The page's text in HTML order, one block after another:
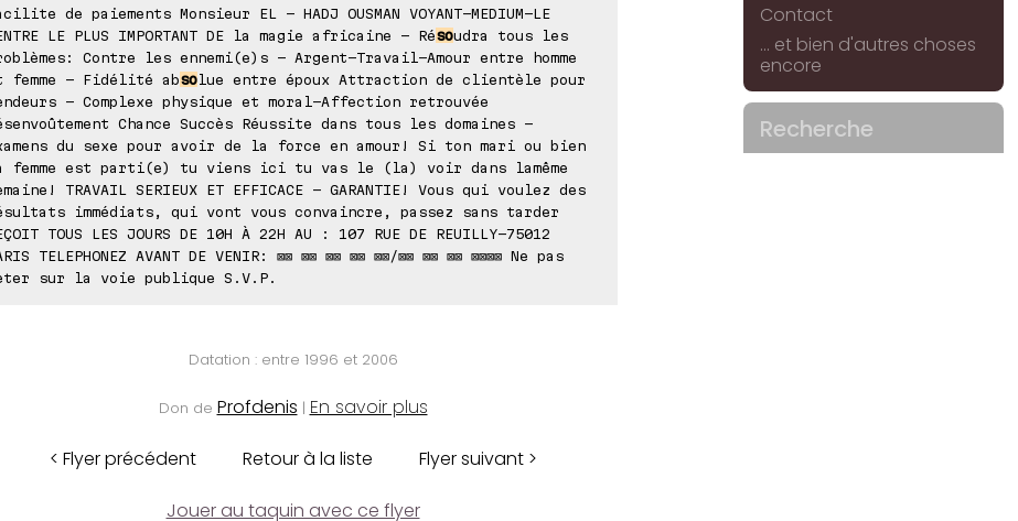
de paiements Monsieur EL - HADJ OUSMAN VOYANT-MEDIUM-LE
LE PLUS IMPORTANT DE la magie africaine - Résoudra tous les
Contre les ennemi(e)s - Argent-Travail-Amour entre homme
femme - Fidélité absolue entre époux Attraction de clientèle pour
- Complexe physique et moral-Affection retrouvée
Chance Succès Réussite dans tous les domaines -
du sexe pour avoir de la force en amour! Si ton mari ou bien
femme est parti(e) tu viens ici tu vas le (la) voir dans lamême
TRAVAIL SERIEUX ET EFFICACE - GARANTIE! Vous qui voulez des
immédiats, qui vont vous convaincre, passez sans tarder
TOUS LES JOURS DE 10H À 22H AU : 107 RUE DE REUILLY-75012
TELEPHONEZ AVANT DE VENIR: ⊠⊠ ⊠⊠ ⊠⊠ ⊠⊠ ⊠⊠/⊠⊠ ⊠⊠ ⊠⊠ ⊠⊠⊠⊠ Ne pas
sur la voie publique S.V.P.
Datation : entre 1996 et 2006
Don de Profdenis | En savoir plus
< Flyer précédent Retour à la liste Flyer suivant >
Jouer au taquin avec ce flyer
Contact
... et bien d'autres choses
encore
Recherche